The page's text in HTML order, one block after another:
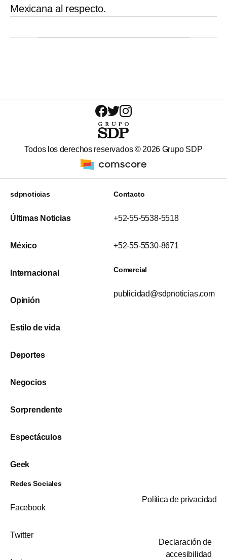
Mexicana al respecto.
Todos los derechos reservados © 2026 Grupo SDP
sdpnoticias
Últimas Noticias
México
Internacional
Opinión
Estilo de vida
Deportes
Negocios
Sorprendente
Espectáculos
Geek
Contacto
+52-55-5538-5518
+52-55-5530-8671
Comercial
publicidad@sdpnoticias.com
Redes Sociales
Facebook
Twitter
Política de privacidad
Declaración de
accesibilidad